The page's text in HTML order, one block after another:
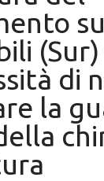
di
la